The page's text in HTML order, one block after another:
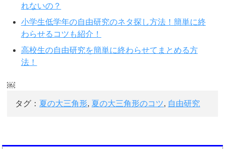
れないの？
小学生低学年の自由研究のネタ探し方法！簡単に終
わらせるコツも紹介！
高校生の自由研究を簡単に終わらせてまとめる方
法！
￼
タグ： 夏の大三角形, 夏の大三角形のコツ, 自由研究